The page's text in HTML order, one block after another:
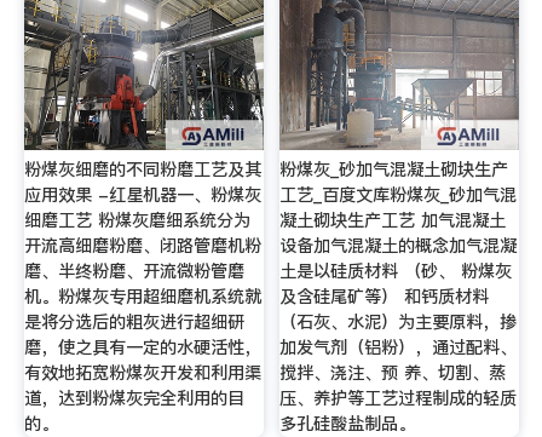
粉煤灰细磨的不同粉磨工艺及其
应用效果 -红星机器一、粉煤灰
细磨工艺 粉煤灰磨细系统分为
开流高细磨粉磨、闭路管磨机粉
磨、半终粉磨、开流微粉管磨
机。粉煤灰专用超细磨机系统就
是将分选后的粗灰进行超细研
磨，使之具有一定的水硬活性，
有效地拓宽粉煤灰开发和利用渠
道，达到粉煤灰完全利用的目
的。
粉煤灰_砂加气混凝土砌块生产
工艺_百度文库粉煤灰_砂加气混
凝土砌块生产工艺 加气混凝土
设备加气混凝土的概念加气混凝
土是以硅质材料 （砂、 粉煤灰
及含硅尾矿等） 和钙质材料
（石灰、水泥）为主要原料，掺
加发气剂（铝粉），通过配料、
搅拌、浇注、预 养、切割、蒸
压、养护等工艺过程制成的轻质
多孔硅酸盐制品。